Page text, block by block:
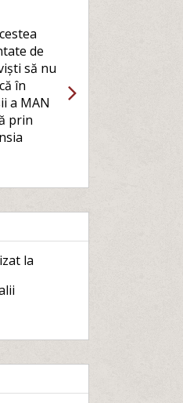
de
să nu
în
a MAN
prin
la